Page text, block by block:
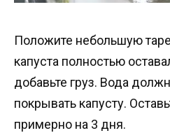
Положите небольшую
капуста полностью
добавьте груз. Вода
покрывать капусту.
примерно на 3 дня.